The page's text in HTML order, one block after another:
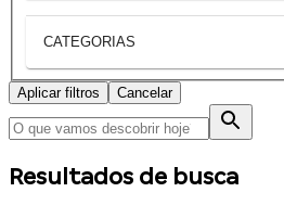
CATEGORIAS
Aplicar filtros Cancelar
Resultados de busca